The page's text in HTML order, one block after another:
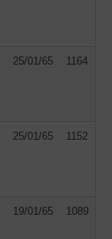
25/01/65 1164
25/01/65 1152
19/01/65 1089